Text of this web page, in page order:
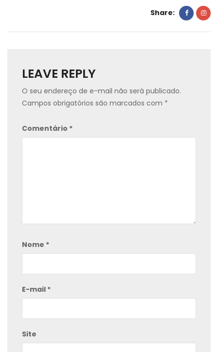
Share:
LEAVE REPLY
O seu endereço de e-mail não será publicado.
Campos obrigatórios são marcados com *
Comentário *
Nome *
E-mail *
Site